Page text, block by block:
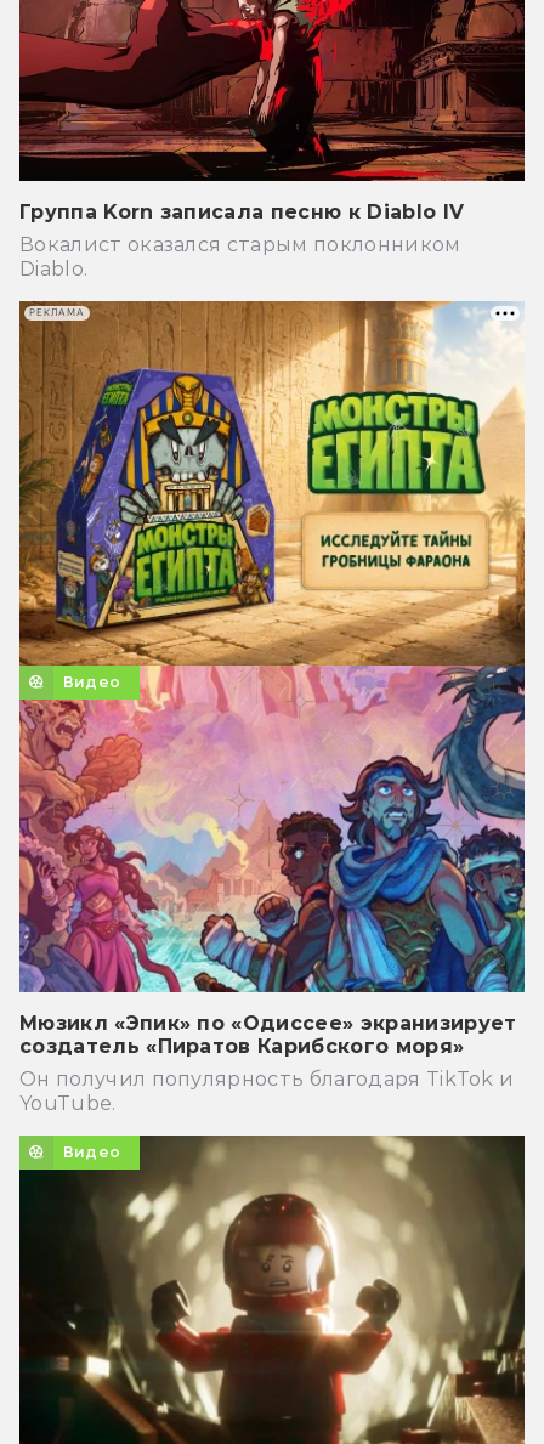
Группа Korn записала песню к Diablo IV
Вокалист оказался старым поклонником
Diablo.
Видео
Мюзикл «Эпик» по «Одиссее» экранизирует
создатель «Пиратов Карибского моря»
Он получил популярность благодаря TikTok и
YouTube.
Видео
РЕКЛАМА